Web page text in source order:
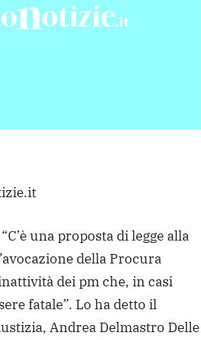
una proposta di legge alla
della Procura
dei pm che, in casi
fatale”. Lo ha detto il
Andrea Delmastro Delle